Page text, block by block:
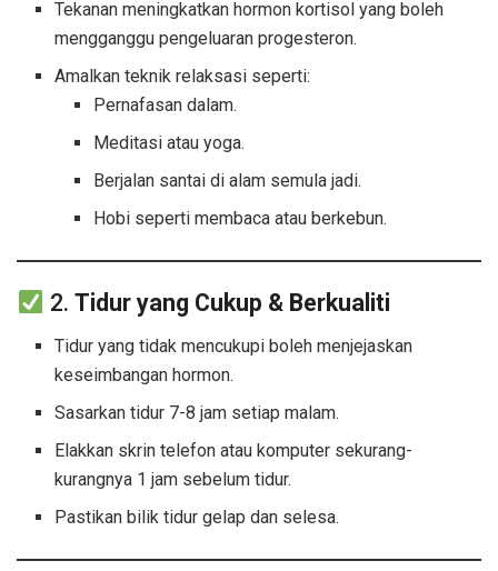
Tekanan meningkatkan hormon kortisol yang boleh
mengganggu pengeluaran progesteron.
Amalkan teknik relaksasi seperti:
Pernafasan dalam.
Meditasi atau yoga.
Berjalan santai di alam semula jadi.
Hobi seperti membaca atau berkebun.
2. Tidur yang Cukup & Berkualiti
Tidur yang tidak mencukupi boleh menjejaskan
keseimbangan hormon.
Sasarkan tidur 7-8 jam setiap malam.
Elakkan skrin telefon atau komputer sekurang-
kurangnya 1 jam sebelum tidur.
Pastikan bilik tidur gelap dan selesa.